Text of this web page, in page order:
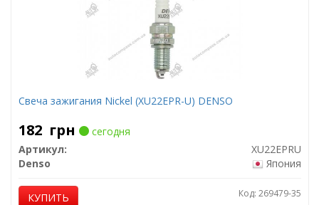
Свеча зажигания Nickel (XU22EPR-U) DENSO
182 грн
сегодня
Артикул:
XU22EPRU
Denso
Япония
КУПИТЬ Код: 269479-35